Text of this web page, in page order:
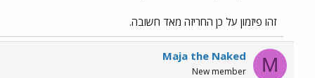
זהו פיזמון על כן החריזה מאד חשובה.
M
Maja the Naked
New member